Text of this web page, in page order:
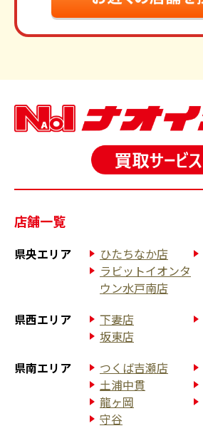
店舗一覧
県央エリア ひたちなか店
ラビットイオンタ
ウン水戸南店
県西エリア
下妻店
坂東店
県南エリア
つくば吉瀬店
土浦中貫
龍ヶ岡
守谷